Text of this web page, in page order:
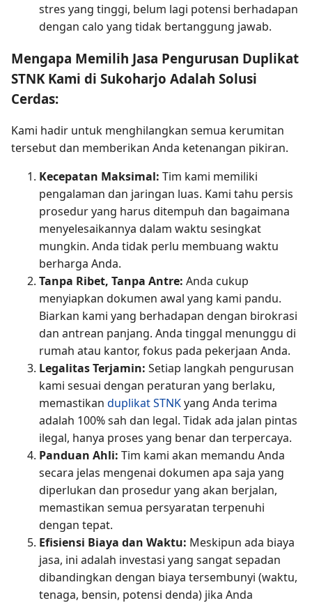
stres yang tinggi, belum lagi potensi berhadapan
dengan calo yang tidak bertanggung jawab.
Mengapa Memilih Jasa Pengurusan Duplikat
STNK Kami di Sukoharjo Adalah Solusi
Cerdas:
Kami hadir untuk menghilangkan semua kerumitan
tersebut dan memberikan Anda ketenangan pikiran.
Kecepatan Maksimal: Tim kami memiliki
pengalaman dan jaringan luas. Kami tahu persis
prosedur yang harus ditempuh dan bagaimana
menyelesaikannya dalam waktu sesingkat
mungkin. Anda tidak perlu membuang waktu
berharga Anda.
Tanpa Ribet, Tanpa Antre: Anda cukup
menyiapkan dokumen awal yang kami pandu.
Biarkan kami yang berhadapan dengan birokrasi
dan antrean panjang. Anda tinggal menunggu di
rumah atau kantor, fokus pada pekerjaan Anda.
Legalitas Terjamin: Setiap langkah pengurusan
kami sesuai dengan peraturan yang berlaku,
memastikan duplikat STNKyang Anda terima
adalah 100% sah dan legal. Tidak ada jalan pintas
ilegal, hanya proses yang benar dan terpercaya.
Panduan Ahli: Tim kami akan memandu Anda
secara jelas mengenai dokumen apa saja yang
diperlukan dan prosedur yang akan berjalan,
memastikan semua persyaratan terpenuhi
dengan tepat.
Efisiensi Biaya dan Waktu: Meskipun ada biaya
jasa, ini adalah investasi yang sangat sepadan
dibandingkan dengan biaya tersembunyi (waktu,
tenaga, bensin, potensi denda) jika Anda